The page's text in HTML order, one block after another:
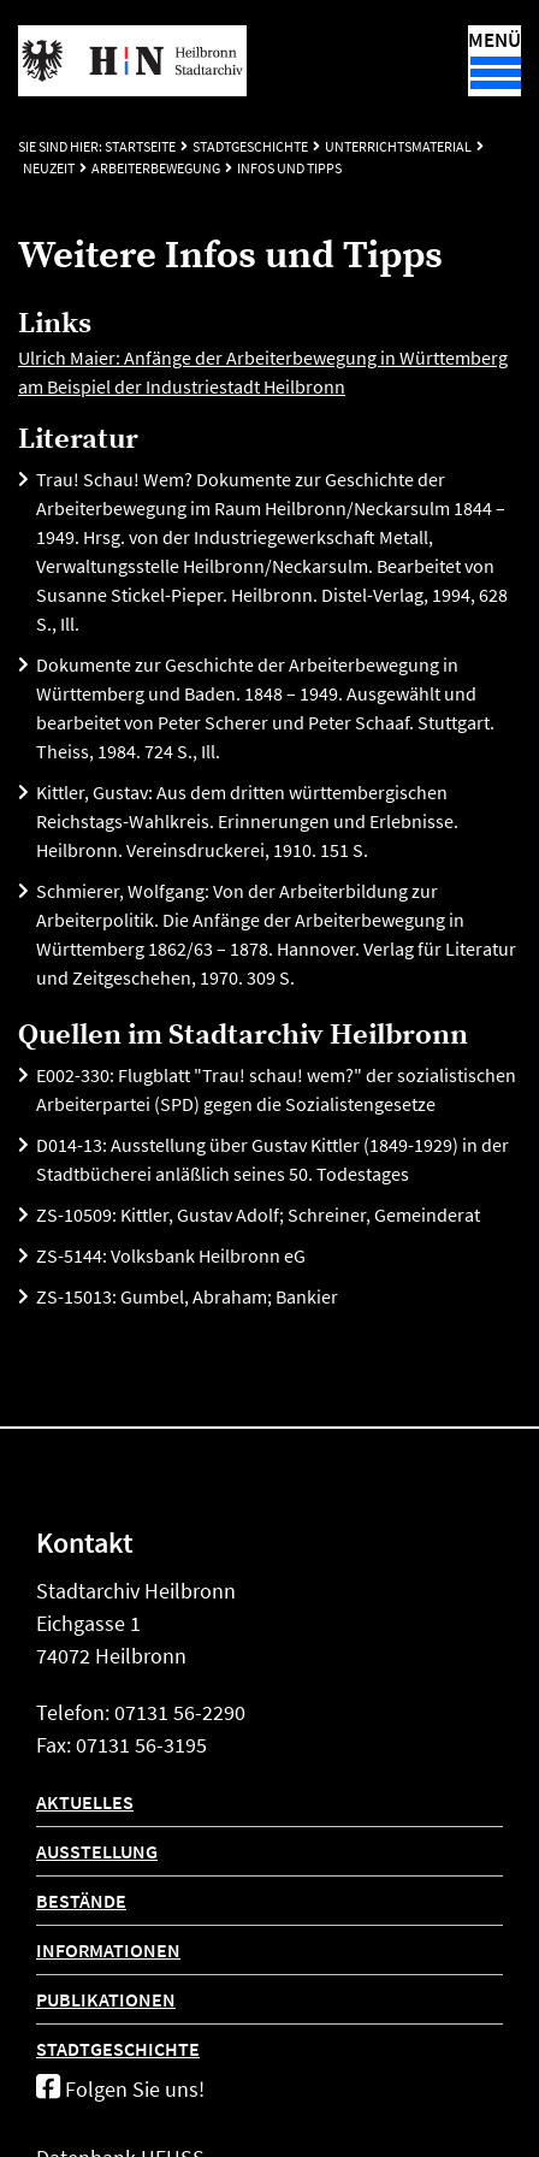
MENÜ
SIE SIND HIER: STARTSEITE STADTGESCHICHTE
UNTERRICHTSMATERIAL
NEUZEIT
ARBEITERBEWEGUNG INFOS UND TIPPS
Weitere Infos und Tipps
Links
Ulrich Maier: Anfänge der Arbeiterbewegung in Württemberg
am Beispiel der Industriestadt Heilbronn
Literatur
Trau! Schau! Wem? Dokumente zur Geschichte der
Arbeiterbewegung im Raum Heilbronn/Neckarsulm 1844 –
1949. Hrsg. von der Industriegewerkschaft Metall,
Verwaltungsstelle Heilbronn/Neckarsulm. Bearbeitet von
Susanne Stickel-Pieper. Heilbronn. Distel-Verlag, 1994, 628
S., Ill.
Dokumente zur Geschichte der Arbeiterbewegung in
Württemberg und Baden. 1848 – 1949. Ausgewählt und
bearbeitet von Peter Scherer und Peter Schaaf. Stuttgart.
Theiss, 1984. 724 S., Ill.
Kittler, Gustav: Aus dem dritten württembergischen
Reichstags-Wahlkreis. Erinnerungen und Erlebnisse.
Heilbronn. Vereinsdruckerei, 1910. 151 S.
Schmierer, Wolfgang: Von der Arbeiterbildung zur
Arbeiterpolitik. Die Anfänge der Arbeiterbewegung in
Württemberg 1862/63 – 1878. Hannover. Verlag für Literatur
und Zeitgeschehen, 1970. 309 S.
Quellen im Stadtarchiv Heilbronn
E002-330: Flugblatt "Trau! schau! wem?" der sozialistischen
Arbeiterpartei (SPD) gegen die Sozialistengesetze
D014-13: Ausstellung über Gustav Kittler (1849-1929) in der
Stadtbücherei anläßlich seines 50. Todestages
ZS-10509: Kittler, Gustav Adolf; Schreiner, Gemeinderat
ZS-5144: Volksbank Heilbronn eG
ZS-15013: Gumbel, Abraham; Bankier
Kontakt
Stadtarchiv Heilbronn
Eichgasse 1
74072 Heilbronn
Telefon: 07131 56-2290
Fax: 07131 56-3195
AKTUELLES
AUSSTELLUNG
BESTÄNDE
INFORMATIONEN
PUBLIKATIONEN
STADTGESCHICHTE
Folgen Sie uns!